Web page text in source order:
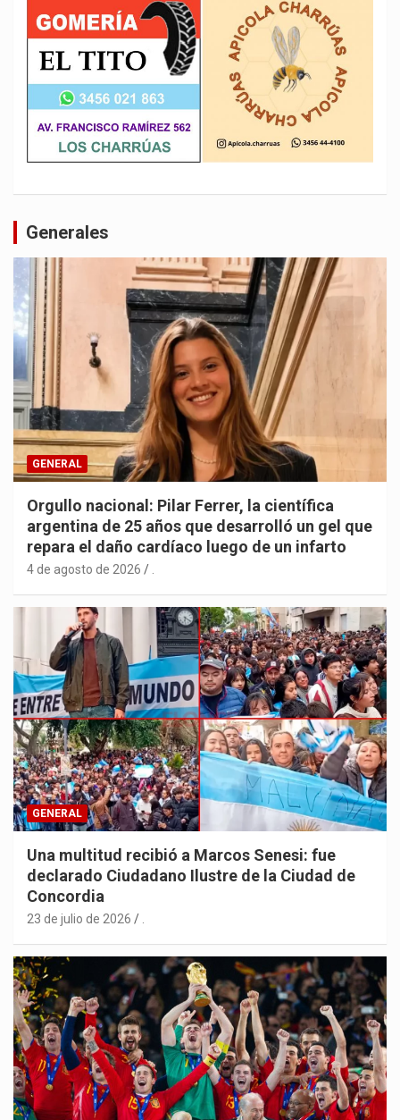
Generales
GENERAL
Orgullo nacional: Pilar Ferrer, la científica
argentina de 25 años que desarrolló un gel que
repara el daño cardíaco luego de un infarto
4 de agosto de 2026
GENERAL
Una multitud recibió a Marcos Senesi: fue
declarado Ciudadano Ilustre de la Ciudad de
Concordia
23 de julio de 2026